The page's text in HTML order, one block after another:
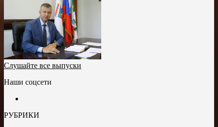
Слушайте все выпуски
Наши соцсети
РУБРИКИ